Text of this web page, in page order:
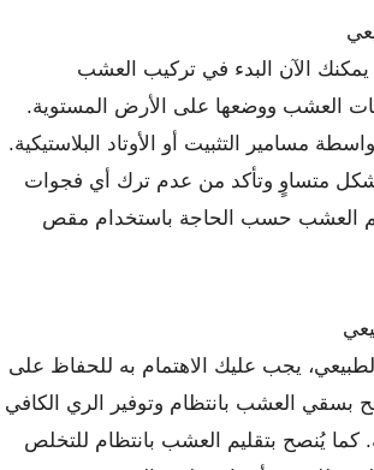
يمكنك الآن البدء في تركيب العشب
العشب ووضعها على الأرض المستوية.
مسامير التثبيت أو الأوتاد البلاستيكية.
متساوٍ وتأكد من عدم ترك أي فجوات
العشب حسب الحاجة باستخدام مقص
يجب عليك الاهتمام به للحفاظ على
بسقي العشب بانتظام وتوفير الري الكافي
كما يُنصح بتقليم العشب بانتظام للتخلص